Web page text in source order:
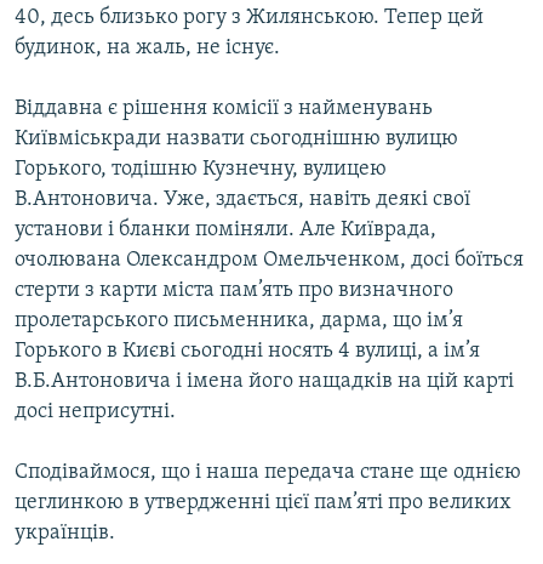
40, десь близько рогу з Жилянською. Тепер цей
будинок, на жаль, не існує.
Віддавна є рішення комісії з найменувань
Київміськради назвати сьогоднішню вулицю
Горького, тодішню Кузнечну, вулицею
В.Антоновича. Уже, здається, навіть деякі свої
установи і бланки поміняли. Але Київрада,
очолювана Олександром Омельченком, досі боїться
стерти з карти міста пам’ять про визначного
пролетарського письменника, дарма, що ім’я
Горького в Києві сьогодні носять 4 вулиці, а ім’я
В.Б.Антоновича і імена його нащадків на цій карті
досі неприсутні.
Сподіваймося, що і наша передача стане ще однією
цеглинкою в утвердженні цієї пам’яті про великих
українців.